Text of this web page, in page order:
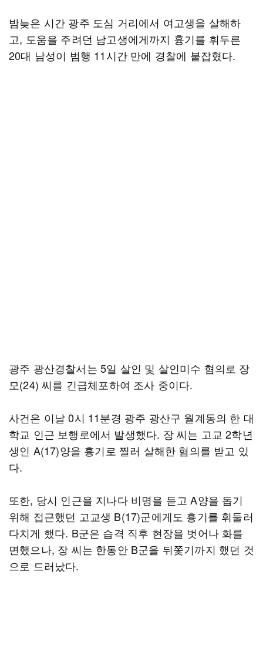
밤늦은 시간 광주 도심 거리에서 여고생을 살해하
고, 도움을 주려던 남고생에게까지 흉기를 휘두른
20대 남성이 범행 11시간 만에 경찰에 붙잡혔다.
광주 광산경찰서는 5일 살인 및 살인미수 혐의로 장
모(24) 씨를 긴급체포하여 조사 중이다.
사건은 이날 0시 11분경 광주 광산구 월계동의 한 대
학교 인근 보행로에서 발생했다. 장 씨는 고교 2학년
생인 A(17)양을 흉기로 찔러 살해한 혐의를 받고 있
다.
또한, 당시 인근을 지나다 비명을 듣고 A양을 돕기
위해 접근했던 고교생 B(17)군에게도 흉기를 휘둘러
다치게 했다. B군은 습격 직후 현장을 벗어나 화를
면했으나, 장 씨는 한동안 B군을 뒤쫓기까지 했던 것
으로 드러났다.